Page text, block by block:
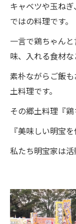
キャベツや玉ね
ではの料理です。
一言で鶏ちゃん
味、入れる食材な
素朴ながらご飯
土料理です。
その郷土料理『鶏
『美味しい明宝
私たち明宝家は活